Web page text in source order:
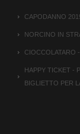
CAPODANNO
NORCINO IN
CIOCCOLATARO
HAPPY TICKET -
BIGLIETTO PER